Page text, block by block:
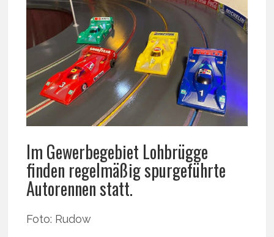
Im Gewerbegebiet Lohbrügge
finden regelmäßig spurgeführte
Autorennen statt.
Foto: Rudow